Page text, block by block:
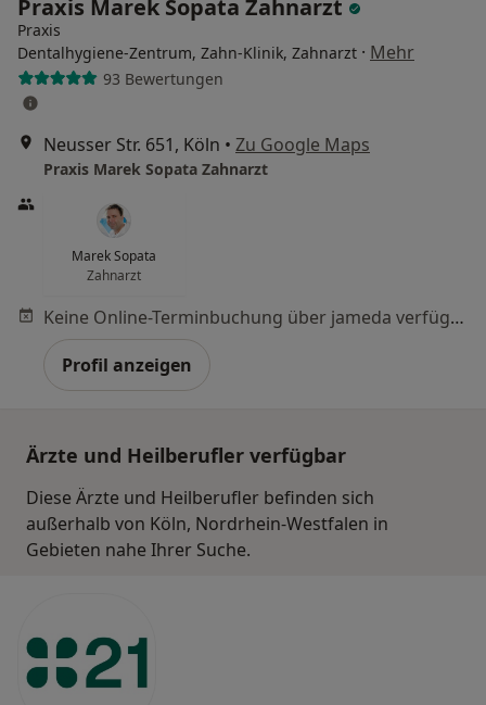
Praxis Marek Sopata Zahnarzt
Praxis
Dentalhygiene-Zentrum, Zahn-Klinik, Zahnarzt · Mehr
93 Bewertungen
Neusser Str. 651, Köln • Zu Google Maps
Praxis Marek Sopata Zahnarzt
Marek Sopata
Zahnarzt
Keine Online-Terminbuchung über jameda verfügbar
Profil anzeigen
Ärzte und Heilberufler verfügbar
Diese Ärzte und Heilberufler befinden sich
außerhalb von Köln, Nordrhein-Westfalen in
Gebieten nahe Ihrer Suche.